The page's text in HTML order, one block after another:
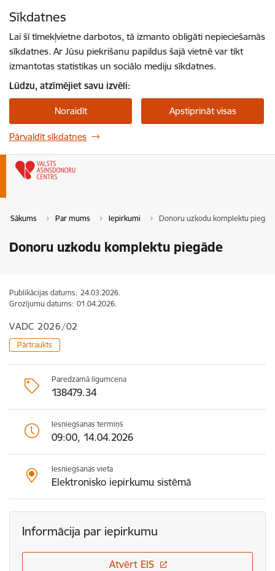
Sīkdatnes
Lai šī tīmekļvietne darbotos, tā izmanto obligāti nepieciešamās
sīkdatnes. Ar Jūsu piekrišanu papildus šajā vietnē var tikt
izmantotas statistikas un sociālo mediju sīkdatnes.
Lūdzu, atzīmējiet savu izvēli:
Noraidīt Apstiprināt visas
Pārvaldīt sīkdatnes
Sākums Par mums Iepirkumi Donoru uzkodu komplektu
Donoru uzkodu komplektu piegāde
Publikācijas datums: 24.03.2026.
Grozījumu datums: 01.04.2026.
VADC 2026/02
Pārtraukts
Paredzamā līgumcena
138479.34
Iesniegšanas termiņš
09:00, 14.04.2026
Iesniegšanas vieta
Elektronisko iepirkumu sistēmā
Informācija par iepirkumu
Atvērt EIS